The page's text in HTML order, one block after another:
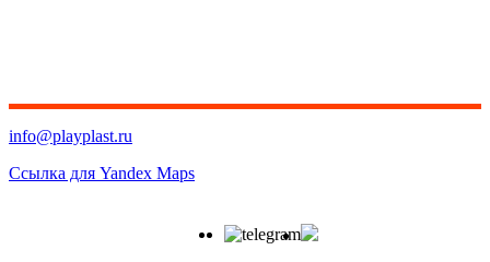
info@playplast.ru
Ссылка для Yandex Maps